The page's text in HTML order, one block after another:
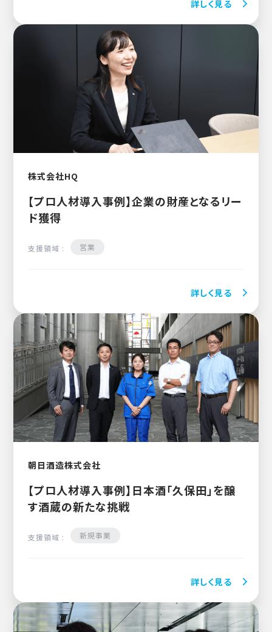
詳しく見る
株式会社HQ
【プロ人材導入事例】企業の財産となるリー
ド獲得
支援領域 : 営業
詳しく見る
朝日酒造株式会社
【プロ人材導入事例】日本酒「久保田」を醸
す酒蔵の新たな挑戦
支援領域 : 新規事業
詳しく見る